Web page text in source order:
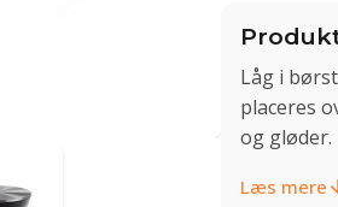
Låg i
placeres
og gløder.
Læs mere